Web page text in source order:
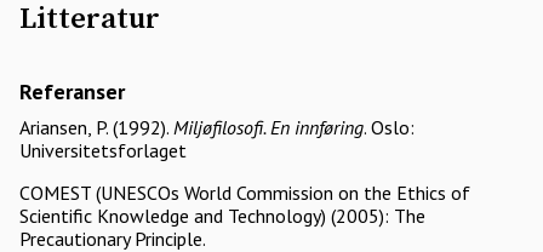
Litteratur
Referanser
Ariansen, P. (1992). Miljøfilosofi. En innføring. Oslo:
Universitetsforlaget
COMEST (UNESCOs World Commission on the Ethics of
Scientific Knowledge and Technology) (2005): The
Precautionary Principle.